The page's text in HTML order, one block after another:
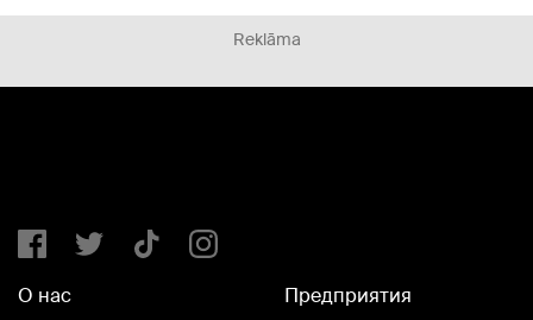
Reklāma
О нас
Предприятия